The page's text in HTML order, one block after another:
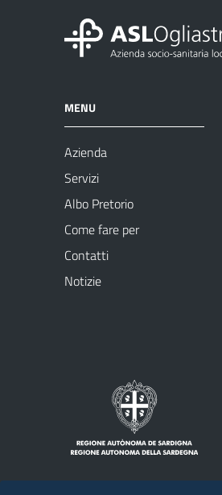
MENU
Azienda
Servizi
Albo Pretorio
Come fare per
Contatti
Notizie